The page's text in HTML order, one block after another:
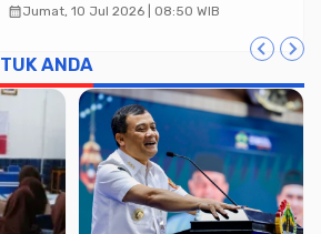
Penguatan Pendidikan
calendar_monthJumat, 10 Jul 2026 | 08:50 WIB
ANDA